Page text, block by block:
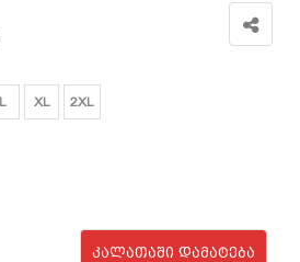
Original
was:
₾40.00.
Current
is:
₾33.00.
L XL 2XL
ᲙᲐᲚᲐᲗᲐᲨᲘ ᲓᲐᲛᲐᲢᲔᲑᲐ